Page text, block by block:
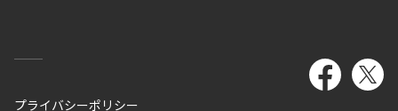
プライバシーポリシー